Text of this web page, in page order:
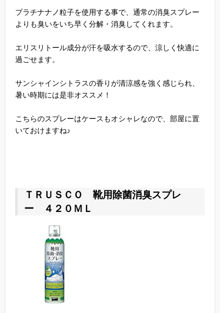
プラチナナノ粒子を使用する事で、通常の消臭スプレー
よりも臭いをいち早く分解・消臭してくれます。
エリスリトール成分が汗を吸水するので、涼しく快適に
過ごせます。
サンシャインシトラスの香りが清涼感を強く感じられ、
暑い時期には是非オススメ！
こちらのスプレーはケースもオシャレなので、部屋に置
いておけますね♪
ＴＲＵＳＣＯ 靴用除菌消臭スプレ
ー ４２０ＭＬ